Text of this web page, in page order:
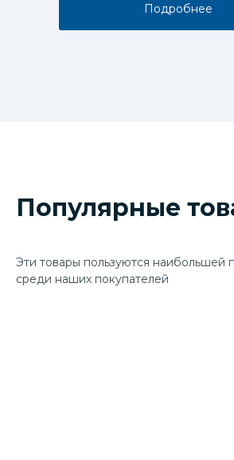
Подробнее
Популярные
Эти товары пользуются наибольшей
среди наших покупателей